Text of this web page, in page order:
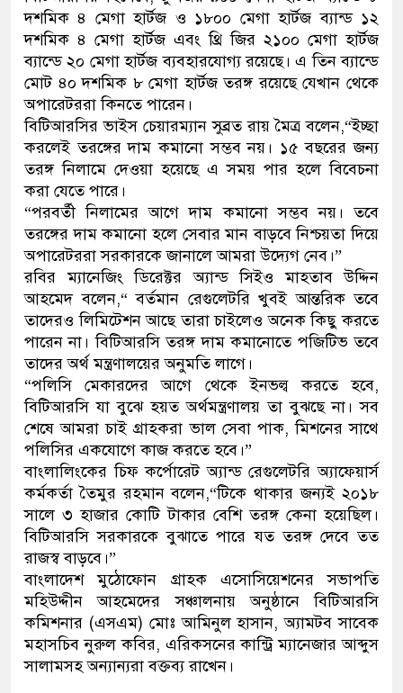
দশমিক ৪ মেগা হার্টজ ও ১৮০০ মেগা হার্টজ ব্যান্ড ১২
দশমিক ৪ মেগা হার্টজ এবং থ্রি জির ২১০০ মেগা হার্টজ
ব্যান্ডে ২০ মেগা হার্টজ ব্যবহারযোগ্য রয়েছে। এ তিন ব্যান্ডে
মোট ৪০ দশমিক ৮ মেগা হার্টজ তরঙ্গ রয়েছে যেখান থেকে
অপারেটররা কিনতে পারেন।
বিটিআরসির ভাইস চেয়ারম্যান সুব্রত রায় মৈত্র বলেন,“ইচ্ছা
করলেই তরঙ্গের দাম কমানো সম্ভব নয়। ১৫ বছরের জন্য
তরঙ্গ নিলামে দেওয়া হয়েছে এ সময় পার হলে বিবেচনা
করা যেতে পারে।
“পরবর্তী নিলামের আগে দাম কমানো সম্ভব নয়। তবে
তরঙ্গের দাম কমানো হলে সেবার মান বাড়বে নিশ্চয়তা দিয়ে
অপারেটররা সরকারকে জানালে আমরা উদ্যেগ নেব।”
রবির ম্যানেজিং ডিরেক্টর অ্যান্ড সিইও মাহতাব উদ্দিন
আহমেদ বলেন,“ বর্তমান রেগুলেটরি খুবই আন্তরিক তবে
তাদেরও লিমিটেশন আছে তারা চাইলেও অনেক কিছু করতে
পারেন না। বিটিআরসি তরঙ্গ দাম কমানোতে পজিটিভ তবে
তাদের অর্থ মন্ত্রণালয়ের অনুমতি লাগে।
“পলিসি মেকারদের আগে থেকে ইনভল্ব করতে হবে,
বিটিআরসি যা বুঝে হয়ত অর্থমন্ত্রণালয় তা বুঝছে না। সব
শেষে আমরা চাই গ্রাহকরা ভাল সেবা পাক, মিশনের সাথে
পলিসির একযোগে কাজ করতে হবে।”
বাংলালিংকের চিফ কর্পোরেট অ্যান্ড রেগুলেটরি অ্যাফেয়ার্স
কর্মকর্তা তৈমুর রহমান বলেন,“টিকে থাকার জন্যই ২০১৮
সালে ৩ হাজার কোটি টাকার বেশি তরঙ্গ কেনা হয়েছিল।
বিটিআরসি সরকারকে বুঝাতে পারে যত তরঙ্গ দেবে তত
রাজস্ব বাড়বে।”
বাংলাদেশ মুঠোফোন গ্রাহক এসোসিয়েশনের সভাপতি
মহিউদ্দীন আহমেদের সঞ্চালনায় অনুষ্ঠানে বিটিআরসি
কমিশনার (এসএম) মোঃ আমিনুল হাসান, অ্যামটব সাবেক
মহাসচিব নুরুল কবির, এরিকসনের কান্ট্রি ম্যানেজার আব্দুস
সালামসহ অন্যান্যরা বক্তব্য রাখেন।